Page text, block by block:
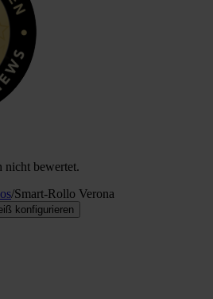
nicht bewertet.
/Smart-Rollo Verona
konfigurieren